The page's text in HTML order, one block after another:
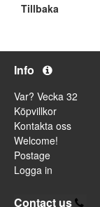
Tillbaka
Info
Var? Vecka 32
Köpvillkor
Kontakta oss
Welcome!
Postage
Logga in
Contact us